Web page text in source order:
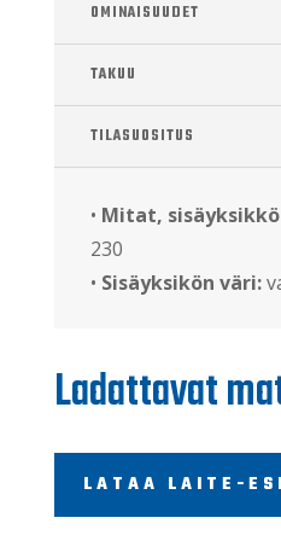
OMINAISUUDET
TAKUU
TILASUOSITUS
• Mitat, sisäyksikkö
230
• Sisäyksikön väri:
Ladattavat
LATAA LAITE-